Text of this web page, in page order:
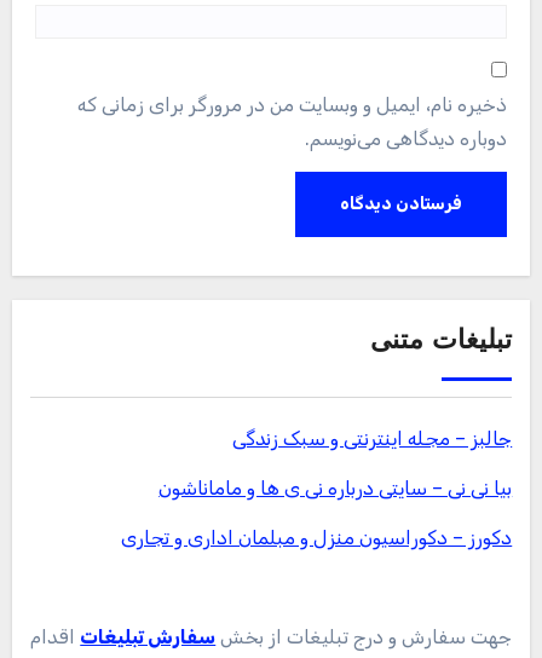
ذخیره نام، ایمیل و وبسایت من در مرورگر برای زمانی که
دوباره دیدگاهی می‌نویسم.
تبلیغات متنی
جالبز – مجله اینترنتی و سبک زندگی
بیا نی نی – سایتی درباره نی ی ها و ماماناشون
دکورز – دکوراسیون منزل و مبلمان اداری و تجاری
جهت سفارش و درج تبلیغات از بخش سفارش تبلیغات اقدام